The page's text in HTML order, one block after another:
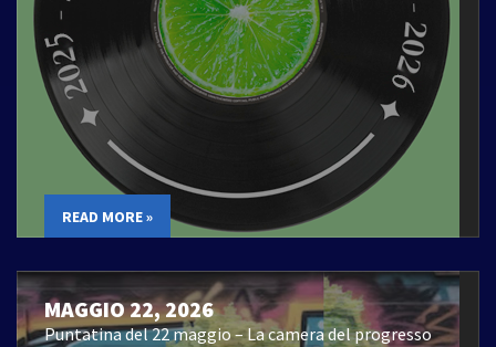
READ MORE »
MAGGIO 22, 2026
Puntatina del 22 maggio – La camera del progresso